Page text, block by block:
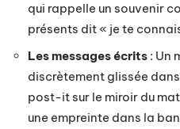
qui rappelle un souvenir
présents dit « je te
Les messages écrits : Un
discrètement glissée
post-it sur le miroir du
une empreinte dans la